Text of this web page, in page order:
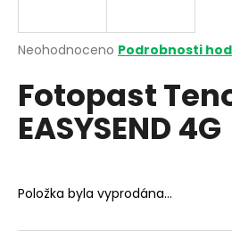
Průměrné
produktu
je
0,0
Neohodnoceno Podrobnosti
Fotopast
EASYSEND 4G
Položka byla vyprodána…
j
t
?